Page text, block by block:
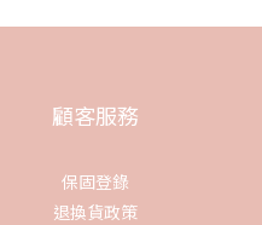
顧客服務
保固登錄
退換貨政策